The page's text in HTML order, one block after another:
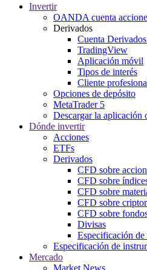
Invertir
OANDA cuenta
Derivados
Cuenta
TradingView
Aplicación móvil
Tipos de interés
Cliente
Opciones de depósito
MetaTrader 5
Descargar la aplicación
Dónde invertir
Acciones
ETFs
Derivados
CFD sobre
CFD sobre
CFD sobre
CFD sobre
CFD sobre
Divisas
Especificación
Especificación de
Mercado
Market News